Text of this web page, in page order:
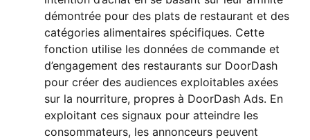
démontrée pour des plats de restaurant et des
catégories alimentaires spécifiques. Cette
fonction utilise les données de commande et
d’engagement des restaurants sur DoorDash
pour créer des audiences exploitables axées
sur la nourriture, propres à DoorDash Ads. En
exploitant ces signaux pour atteindre les
consommateurs, les annonceurs peuvent